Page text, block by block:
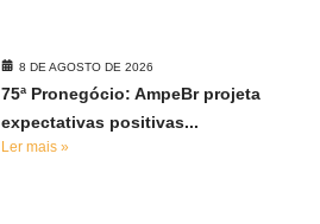
8 DE AGOSTO DE 2026
75ª Pronegócio: AmpeBr projeta
expectativas positivas...
Ler mais »